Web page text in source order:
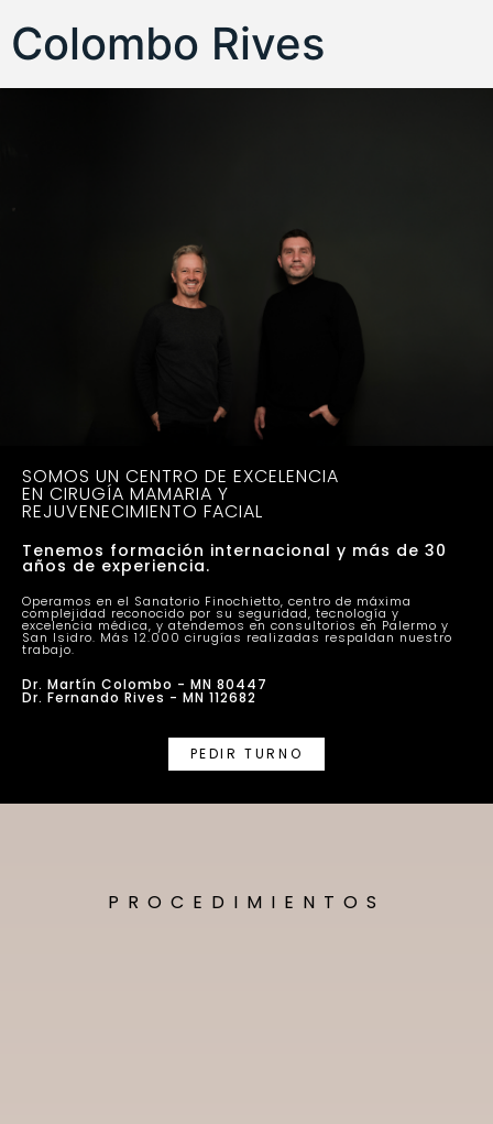
Colombo Rives
SOMOS UN CENTRO DE EXCELENCIA
EN CIRUGÍA MAMARIA Y
REJUVENECIMIENTO FACIAL
Tenemos formación internacional y más de 30
años de experiencia.
Operamos en el Sanatorio Finochietto, centro de máxima
complejidad reconocido por su seguridad, tecnología y
excelencia médica, y atendemos en consultorios en Palermo y
San Isidro. Más 12.000 cirugías realizadas respaldan nuestro
trabajo.
Dr. Martín Colombo - MN 80447
Dr. Fernando Rives - MN 112682
PEDIR TURNO
PROCEDIMIENTOS